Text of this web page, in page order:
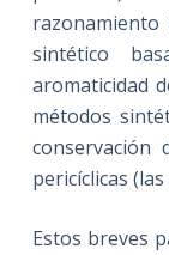
razonamiento
sintético
aromaticidad
métodos
conservación
pericíclicas
Estos breves